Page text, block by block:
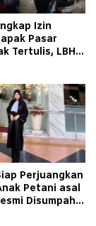
Izin
Pasar
Tertulis, LBH
Perjuangkan
Petani asal
Disumpah